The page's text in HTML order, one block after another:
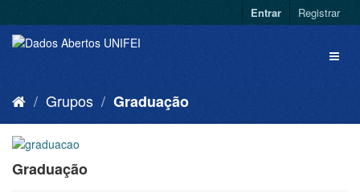
Entrar Registrar
Grupos Graduação
Graduação